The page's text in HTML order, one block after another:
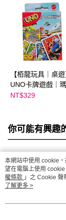
【栢龍玩具｜桌遊
UNO卡牌遊戲｜瑪
歐賽車
NT$329
你可能有興趣
熱門標籤
本網站中使用 cookie
望在電腦上使用
權條款 」之 Cookie
用條款之 Cookie 聲明
了解更多 >